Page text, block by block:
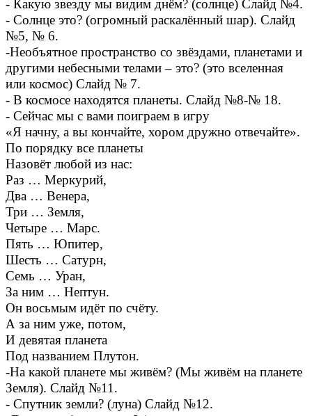
- Какую звезду мы видим днём? (солнце) Слайд №4.
- Солнце это? (огромный раскалённый шар). Слайд
№5, № 6.
-Необъятное пространство со звёздами, планетами и
другими небесными телами – это? (это вселенная
или космос) Слайд № 7.
- В космосе находятся планеты. Слайд №8-№ 18.
- Сейчас мы с вами поиграем в игру
«Я начну, а вы кончайте, хором дружно отвечайте».
По порядку все планеты
Назовёт любой из нас:
Раз … Меркурий,
Два … Венера,
Три … Земля,
Четыре … Марс.
Пять … Юпитер,
Шесть … Сатурн,
Семь … Уран,
За ним … Нептун.
Он восьмым идёт по счёту.
А за ним уже, потом,
И девятая планета
Под названием Плутон.
-На какой планете мы живём? (Мы живём на планете
Земля). Слайд №11.
- Спутник земли? (луна) Слайд №12.